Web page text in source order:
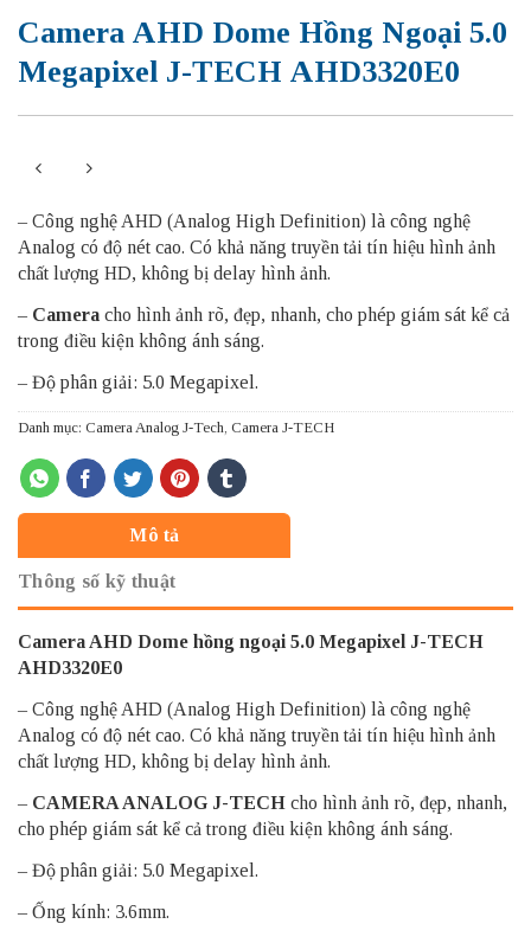
Camera AHD Dome Hồng Ngoại 5.0
Megapixel J-TECH AHD3320E0
– Công nghệ AHD (Analog High Definition) là công nghệ
Analog có độ nét cao. Có khả năng truyền tải tín hiệu hình ảnh
chất lượng HD, không bị delay hình ảnh.
– Camera cho hình ảnh rõ, đẹp, nhanh, cho phép giám sát kể cả
trong điều kiện không ánh sáng.
– Độ phân giải: 5.0 Megapixel.
Danh mục: Camera Analog J-Tech Camera J-TECH
Mô tả
Thông số kỹ thuật
Camera AHD Dome hồng ngoại 5.0 Megapixel J-TECH
AHD3320E0
– Công nghệ AHD (Analog High Definition) là công nghệ
Analog có độ nét cao. Có khả năng truyền tải tín hiệu hình ảnh
chất lượng HD, không bị delay hình ảnh.
– CAMERA ANALOG J-TECH cho hình ảnh rõ, đẹp, nhanh,
cho phép giám sát kể cả trong điều kiện không ánh sáng.
– Độ phân giải: 5.0 Megapixel.
– Ống kính: 3.6mm.